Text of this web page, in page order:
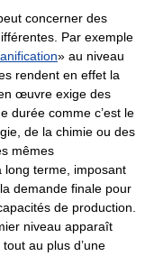
concerner des
Par exemple
» au niveau
rendent en effet la
œuvre exige des
durée comme c’est le
de la chimie ou des
mêmes
long terme, imposant
demande finale pour
de production.
niveau apparaît
au plus d’une